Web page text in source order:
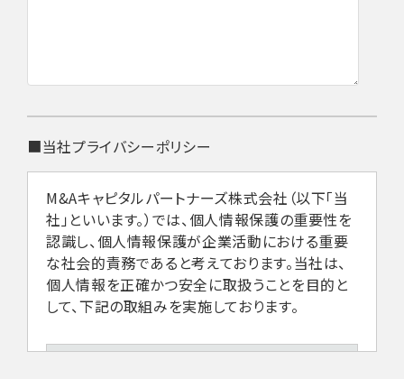
■当社プライバシーポリシー
M&Aキャピタルパートナーズ株式会社（以下「当
社」といいます。）では、個人情報保護の重要性を
認識し、個人情報保護が企業活動における重要
な社会的責務であると考えております。当社は、
個人情報を正確かつ安全に取扱うことを目的と
して、下記の取組みを実施しております。